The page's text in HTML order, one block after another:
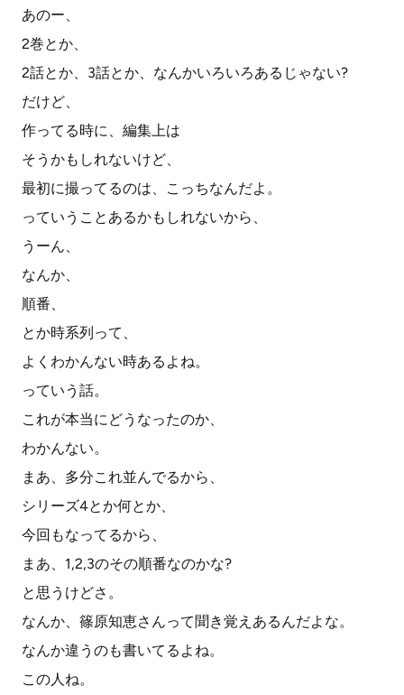
あのー、
2巻とか、
2話とか、3話とか、なんかいろいろあるじゃない?
だけど、
作ってる時に、編集上は
そうかもしれないけど、
最初に撮ってるのは、こっちなんだよ。
っていうことあるかもしれないから、
うーん、
なんか、
順番、
とか時系列って、
よくわかんない時あるよね。
っていう話。
これが本当にどうなったのか、
わかんない。
まあ、多分これ並んでるから、
シリーズ4とか何とか、
今回もなってるから、
まあ、1,2,3のその順番なのかな?
と思うけどさ。
なんか、篠原知恵さんって聞き覚えあるんだよな。
なんか違うのも書いてるよね。
この人ね。